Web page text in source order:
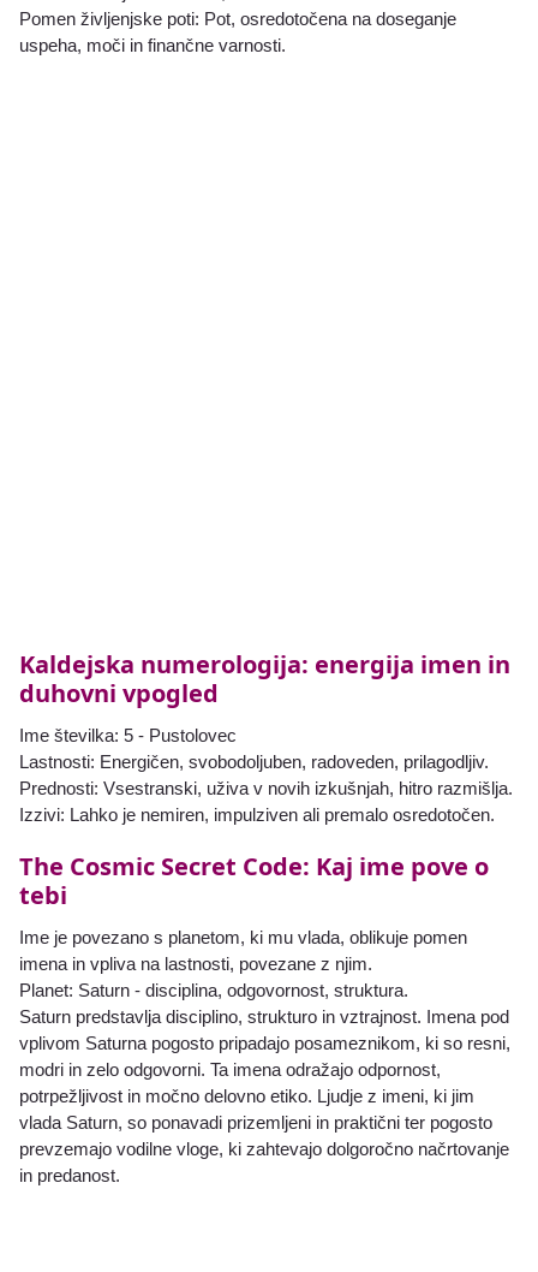
Pomen življenjske poti: Pot, osredotočena na doseganje
uspeha, moči in finančne varnosti.
Kaldejska numerologija: energija imen in
duhovni vpogled
Ime številka: 5 - Pustolovec
Lastnosti: Energičen, svobodoljuben, radoveden, prilagodljiv.
Prednosti: Vsestranski, uživa v novih izkušnjah, hitro razmišlja.
Izzivi: Lahko je nemiren, impulziven ali premalo osredotočen.
The Cosmic Secret Code: Kaj ime pove o
tebi
Ime je povezano s planetom, ki mu vlada, oblikuje pomen
imena in vpliva na lastnosti, povezane z njim.
Planet: Saturn - disciplina, odgovornost, struktura.
Saturn predstavlja disciplino, strukturo in vztrajnost. Imena pod
vplivom Saturna pogosto pripadajo posameznikom, ki so resni,
modri in zelo odgovorni. Ta imena odražajo odpornost,
potrpežljivost in močno delovno etiko. Ljudje z imeni, ki jim
vlada Saturn, so ponavadi prizemljeni in praktični ter pogosto
prevzemajo vodilne vloge, ki zahtevajo dolgoročno načrtovanje
in predanost.